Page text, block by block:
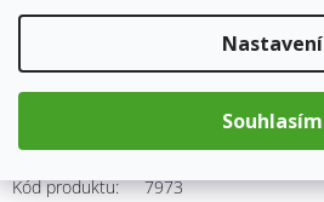
Nastavení
Souhlasím
Kód produktu:
7973
133 Kč
Měrná
cena: